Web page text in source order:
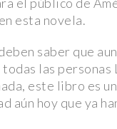
esta novela.
saber que
las personas
este libro es
hoy que ya